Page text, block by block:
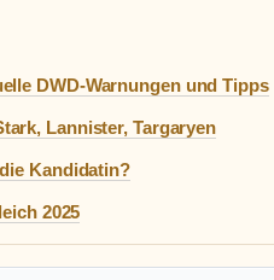
DWD-Warnungen und Tipps
Lannister, Targaryen
Kandidatin?
2025